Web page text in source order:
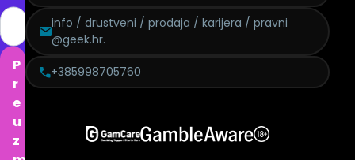
P
r
e
u
z
info / drustveni / prodaja / karijera / pravni
@geek.hr.
+385998705760